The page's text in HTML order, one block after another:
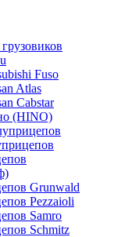
Fuso
Atlas
Cabstar
(HINO)
Grunwald
Pezzaioli
Samro
Schmitz